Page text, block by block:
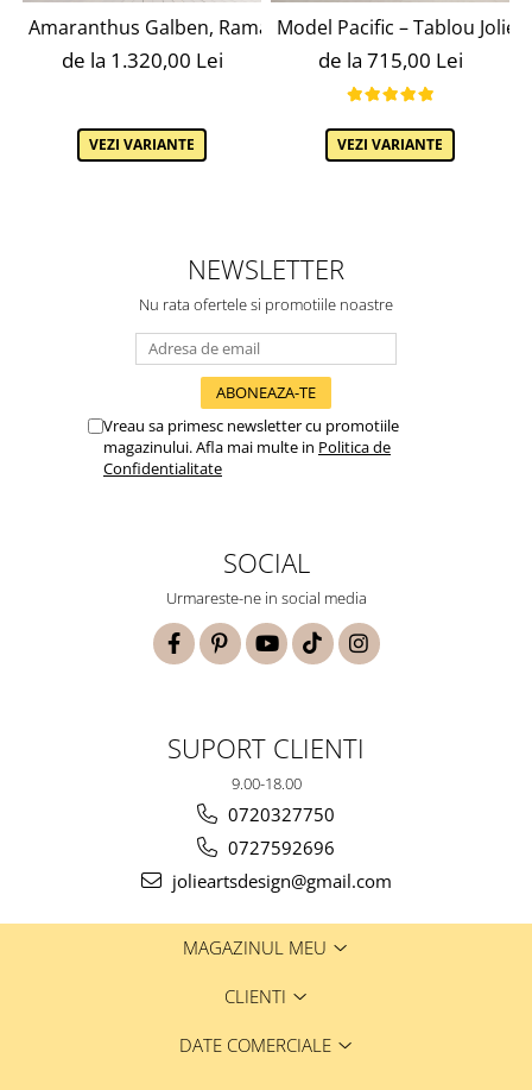
Amaranthus Galben, Ramă Personalizată Gri Patinat
de la 1.320,00 Lei
VEZI VARIANTE
Model Pacific – Tablou
de la 715,00 Lei
VEZI VARIANTE
NEWSLETTER
Nu rata ofertele si promotiile noastre
Vreau sa primesc newsletter cu promotiile
magazinului. Afla mai multe in Politica de
Confidentialitate
SOCIAL
Urmareste-ne in social media
SUPORT CLIENTI
9.00-18.00
0720327750
0727592696
jolieartsdesign@gmail.com
MAGAZINUL MEU
CLIENTI
DATE COMERCIALE